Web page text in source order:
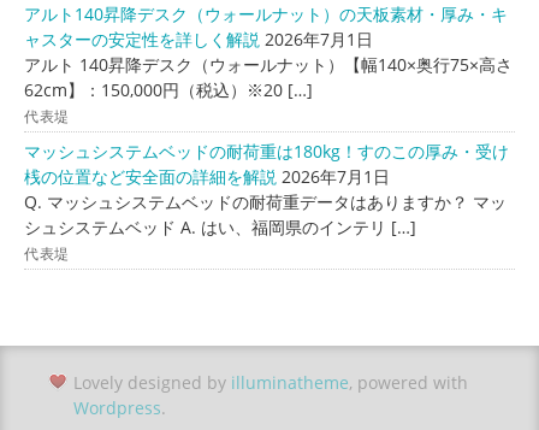
アルト140昇降デスク（ウォールナット）の天板素材・厚み・キ
ャスターの安定性を詳しく解説 2026年7月1日
アルト 140昇降デスク（ウォールナット）【幅140×奥行75×高さ
62cm】：150,000円（税込）※20 […]
代表堤
マッシュシステムベッドの耐荷重は180kg！すのこの厚み・受け
桟の位置など安全面の詳細を解説 2026年7月1日
Q. マッシュシステムベッドの耐荷重データはありますか？ マッ
シュシステムベッド A. はい、福岡県のインテリ […]
代表堤
Lovely designed by illuminatheme, powered with
Wordpress.